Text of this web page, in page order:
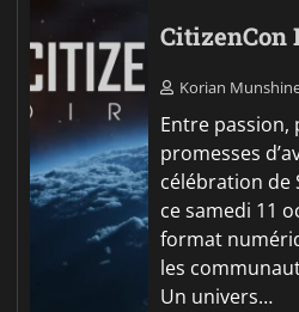
CitizenCon
Korian
Entre passion,
promesses
célébration de
ce samedi 11
format
les
Un univers…